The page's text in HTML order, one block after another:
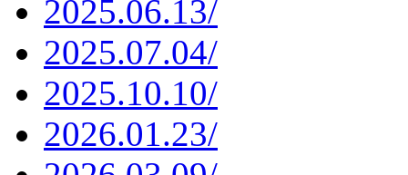
2025.06.13/
2025.07.04/
2025.10.10/
2026.01.23/